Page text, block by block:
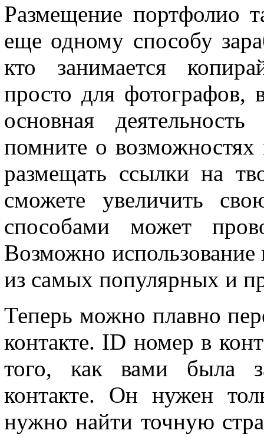
Размещение портфолио
еще одному способу
кто занимается
просто для
основная
помните о
размещать ссылки на
сможете увеличить
способами может
Возможно
из самых популярных и
Теперь можно плавно
контакте. ID номер в
того, как вами была
контакте. Он нужен
нужно найти точную